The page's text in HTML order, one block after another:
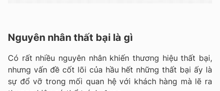
Nguyên nhân thất bại là gì
Có rất nhiều nguyên nhân khiến thương hiệu thất bại,
nhưng vấn đề cốt lõi của hầu hết những thất bại ấy là
sự đổ vỡ trong mối quan hệ với khách hàng mà lẽ ra